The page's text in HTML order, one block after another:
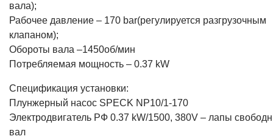
вала);
Рабочее давление – 170 bar(регулируется разгрузочным
клапаном);
Обороты вала –1450об/мин
Потребляемая мощность – 0.37 kW
Спецификация установки:
Плунжерный насос SPECK NP10/1-170
Электродвигатель РФ 0.37 kW/1500, 380V – лапы
вал